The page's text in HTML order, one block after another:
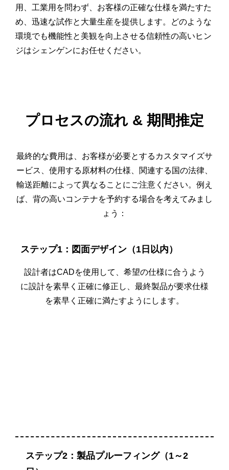
用、工業用を問わず、お客様の正確な仕様を満たすた
め、迅速な試作と大量生産を提供します。どのような
環境でも機能性と美観を向上させる信頼性の高いヒン
ジはシェンゲンにお任せください。
プロセスの流れ & 期間推定
最終的な費用は、お客様が必要とするカスタマイズサ
ービス、使用する原材料の仕様、関連する国の法律、
輸送距離によって異なることにご注意ください。例え
ば、背の高いコンテナを予約する場合を考えてみまし
ょう：
ステップ1：図面デザイン（1日以内）
設計者はCADを使用して、希望の仕様に合うよう
に設計を素早く正確に修正し、最終製品が要求仕様
を素早く正確に満たすようにします。
ステップ2：製品プルーフィング（1～2